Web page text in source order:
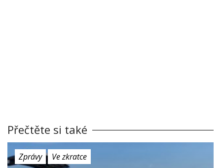
Přečtěte si také
Zprávy Ve zkratce